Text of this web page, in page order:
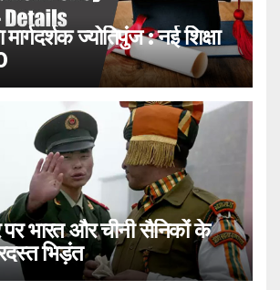
ज्योतिपुंज : नई शिक्षा
पर भारत और चीनी सैनिकों के
भिड़ंत